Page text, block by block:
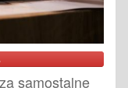
samostalne